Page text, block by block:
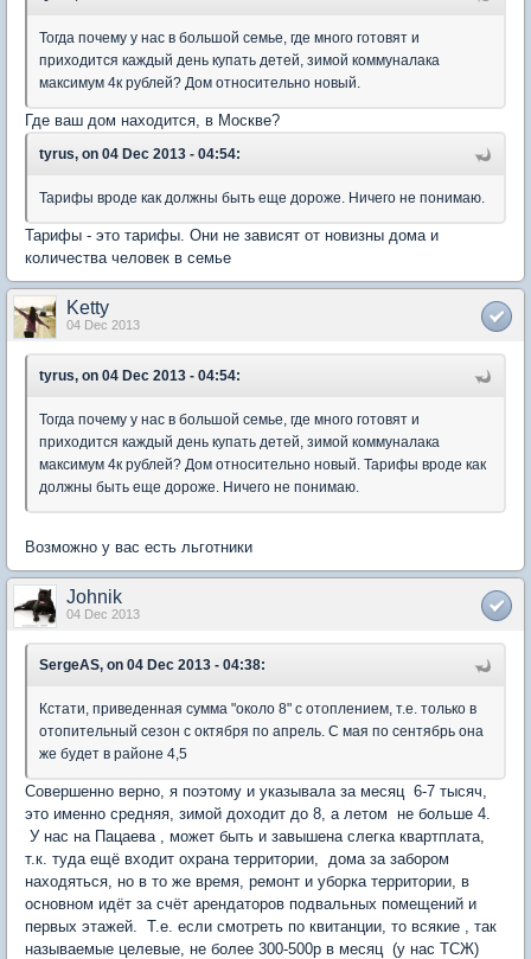
Тогда почему у нас в большой семье, где много готовят и
приходится каждый день купать детей, зимой коммуналака
максимум 4к рублей? Дом относительно новый.
Где ваш дом находится, в Москве?
tyrus, on 04 Dec 2013 - 04:54:
Тарифы вроде как должны быть еще дороже. Ничего не понимаю.
Тарифы - это тарифы. Они не зависят от новизны дома и
количества человек в семье
Ketty
04 Dec 2013
tyrus, on 04 Dec 2013 - 04:54:
Тогда почему у нас в большой семье, где много готовят и
приходится каждый день купать детей, зимой коммуналака
максимум 4к рублей? Дом относительно новый. Тарифы вроде как
должны быть еще дороже. Ничего не понимаю.
Возможно у вас есть льготники
Johnik
04 Dec 2013
SergeAS, on 04 Dec 2013 - 04:38:
Кстати, приведенная сумма "около 8" с отоплением, т.е. только в
отопительный сезон с октября по апрель. С мая по сентябрь она
же будет в районе 4,5
Совершенно верно, я поэтому и указывала за месяц 6-7 тысяч,
это именно средняя, зимой доходит до 8, а летом не больше 4.
У нас на Пацаева , может быть и завышена слегка квартплата,
т.к. туда ещё входит охрана территории, дома за забором
находяться, но в то же время, ремонт и уборка территории, в
основном идёт за счёт арендаторов подвальных помещений и
первых этажей. Т.е. если смотреть по квитанции, то всякие , так
называемые целевые, не более 300-500р в месяц (у нас ТСЖ)